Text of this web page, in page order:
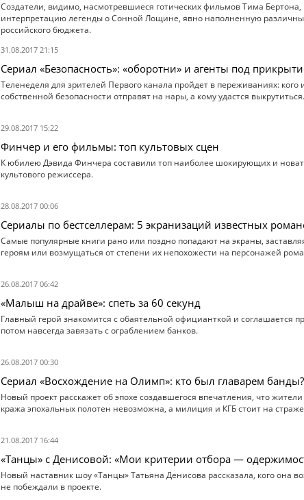
Создатели, видимо, насмотревшиеся готических фильмов Тима Бертона,
интерпретацию легенды о Сонной Лощине, явно наполненную
российского бюджета.
31.08.2017 21:15
Сериал «Безопасность»: «оборотни» и агенты под
Теленеделя для зрителей Первого канала пройдет в переживаниях: кого
собственной безопасности отправят на нары, а кому удастся выкрутиться.
29.08.2017 15:22
Финчер и его фильмы: топ культовых сцен
К юбилею Дэвида Финчера составили топ наиболее шокирующих и
культового режиссера.
28.08.2017 00:06
Сериалы по бестселлерам: 5 экранизаций известных
Самые популярные книги рано или поздно попадают на экраны,
героям или возмущаться от степени их непохожести на персонажей
26.08.2017 06:42
«Малыш на драйве»: спеть за 60 секунд
Главный герой знакомится с обаятельной официанткой и соглашается
потом навсегда завязать с ограблением банков.
26.08.2017 00:30
Сериал «Восхождение на Олимп»: кто был главарем банды?
Новый проект расскажет об эпохе создавшегося впечатления, что
кража эпохальных полотен невозможна, а милиция и КГБ стоит на
21.08.2017 16:44
«Танцы» с Денисовой: «Мои критерии отбора —
Новый наставник шоу «Танцы» Татьяна Денисова рассказала, кого она
не побеждали в проекте.